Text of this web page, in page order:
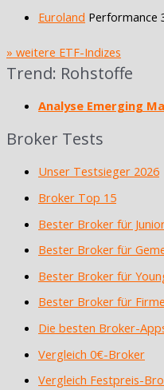
Euroland Performance
» weitere ETF-Indizes
Trend: Rohstoffe
Analyse Emerging
Broker Tests
Unser Testsieger 2026
Broker Top 15
Bester Broker für
Bester Broker für
Bester Broker für
Bester Broker für
Die besten Broker-
Vergleich 0€-Broker
Vergleich Festpreis-